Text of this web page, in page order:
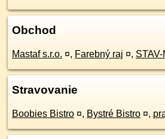
Obchod
Mastaf s.r.o. ¤, Farebný raj ¤, STAV-
Stravovanie
Boobies Bistro ¤, Bystré Bistro ¤,